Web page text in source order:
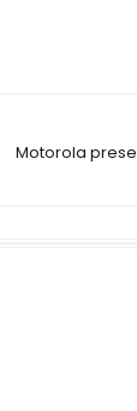
Motorola